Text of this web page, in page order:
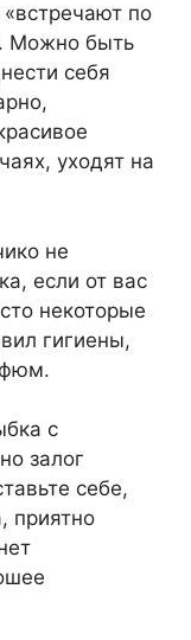
по
Можно быть
себя
уходят на
не
если от вас
некоторые
гигиены,
с
залог
себе,
приятно